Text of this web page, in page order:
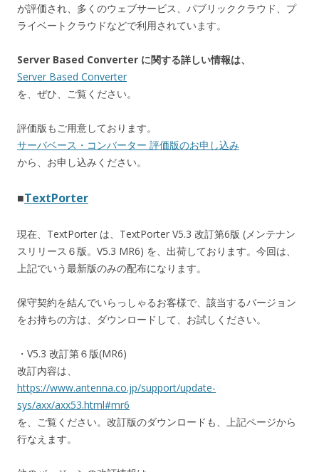
が評価され、多くのウェブサービス、パブリッククラウド、プ
ライベートクラウドなどで利用されています。
Server Based Converter に関する詳しい情報は、
Server Based Converter
を、ぜひ、ご覧ください。
評価版もご用意しております。
サーバベース・コンバーター 評価版のお申し込み
から、お申し込みください。
■TextPorter
現在、TextPorter は、TextPorter V5.3 改訂第6版 (メンテナン
スリリース６版。V5.3 MR6) を、出荷しております。今回は、
上記でいう最新版のみの配布になります。
保守契約を結んでいらっしゃるお客様で、該当するバージョン
をお持ちの方は、ダウンロードして、お試しください。
・V5.3 改訂第６版(MR6)
改訂内容は、
https://www.antenna.co.jp/support/update-
sys/axx/axx53.html#mr6
を、ご覧ください。改訂版のダウンロードも、上記ページから
行なえます。